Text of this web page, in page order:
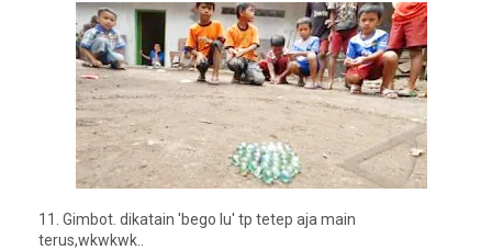
11. Gimbot. dikatain 'bego lu' tp tetep aja main
terus,wkwkwk..